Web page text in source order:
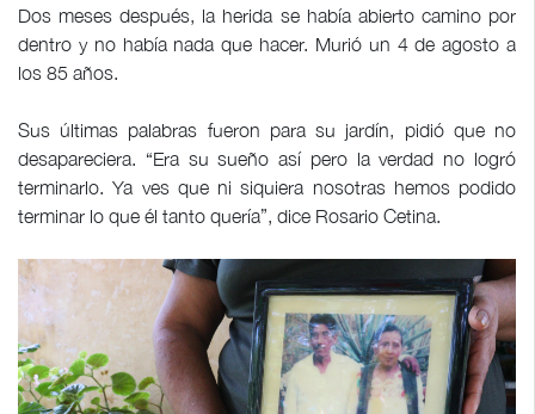
Dos meses después, la herida se había abierto camino por
dentro y no había nada que hacer. Murió un 4 de agosto a
los 85 años.
Sus últimas palabras fueron para su jardín, pidió que no
desapareciera. “Era su sueño así pero la verdad no logró
terminarlo. Ya ves que ni siquiera nosotras hemos podido
terminar lo que él tanto quería”, dice Rosario Cetina.